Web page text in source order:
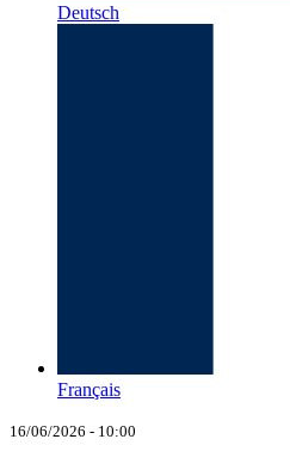
Deutsch
Français
16/06/2026 - 10:00